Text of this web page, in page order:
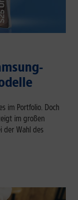
im Portfolio. Doch
im großen
der Wahl des